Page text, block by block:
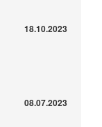
18.10.2023
08.07.2023